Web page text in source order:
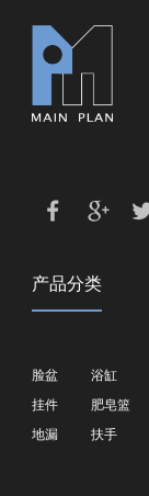
产品分类
脸盆 浴缸
挂件
肥皂篮
地漏
扶手